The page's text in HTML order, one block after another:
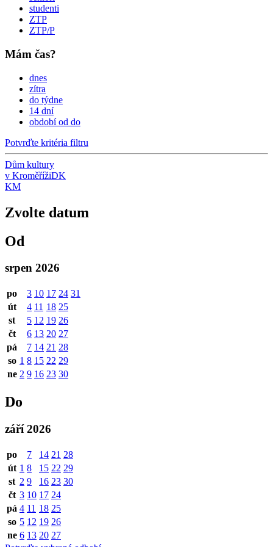
studenti
ZTP
ZTP/P
Mám čas?
dnes
zítra
do týdne
14 dní
období od do
Potvrďte kritéria filtru
Dům kultury
v KroměřížiDK
KM
Zvolte datum
Od
srpen 2026
po 3 10 17 24 31
út
4 11 18 25
st
5 12 19 26
čt
6 13 20 27
pá
7 14 21 28
so 1 8 15 22 29
ne 2 9 16 23 30
Do
září 2026
po 7 14 21 28
út 1 8 15 22 29
st 2 9 16 23 30
čt 3 10 17 24
pá 4 11 18 25
so 5 12 19 26
ne 6 13 20 27